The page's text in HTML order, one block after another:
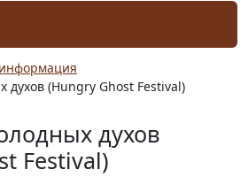
духов (Hungry Ghost Festival)
духов
Festival)